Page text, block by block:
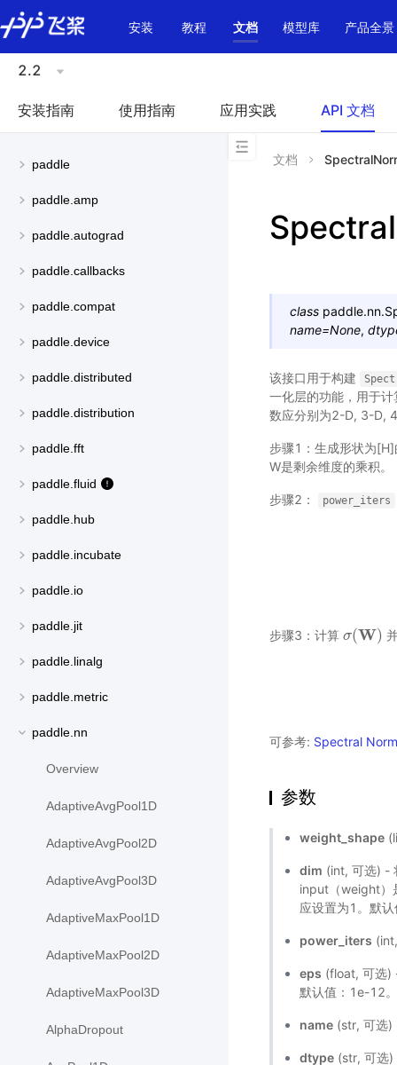
\u200E
安装
教程 文档 模型库 产品全景
2.2
安装指南 使用指南 应用实践 API 文档
paddle
paddle.amp
paddle.autograd
paddle.callbacks
paddle.compat
paddle.device
paddle.distributed
paddle.distribution
paddle.fft
paddle.fluid
paddle.hub
paddle.incubate
paddle.io
paddle.jit
paddle.linalg
paddle.metric
paddle.nn
Overview
AdaptiveAvgPool1D
AdaptiveAvgPool2D
AdaptiveAvgPool3D
AdaptiveMaxPool1D
AdaptiveMaxPool2D
AdaptiveMaxPool3D
AlphaDropout
文档
class paddle.nn.
name=None,
该接口用于构建
一化层的功能，用于
数应分别为2-D, 3-D,
步骤1：生成形状为
W是剩余维度的乘积。
步骤2： power_iters
步骤3：计算 σ(W)
σ(W)
可参考: Spectral
参数
weight_shape
dim (int, 可选) -
input（weight）
应设置为1。默
power_iters
eps (float, 可选
默认值：1e-12
name (str, 可选
dtype (str, 可选